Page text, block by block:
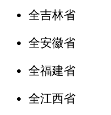
全吉林省
全安徽省
全福建省
全江西省